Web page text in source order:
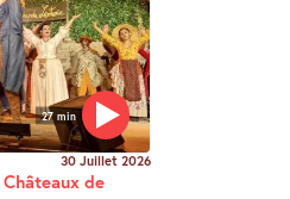
27 min
30 Juillet 2026
de